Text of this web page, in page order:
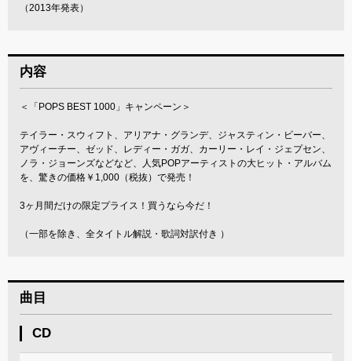
（2013年発表）
内容
＜「POPS BEST 1000」キャンペーン＞
テイラー・スウィフト、アリアナ・グランデ、ジャスティン・ビーバー、
アヴィーチー、ゼッド、レディー・ガガ、カーリー・レイ・ジェプセン、
ノラ・ジョーンズなどなど、人気POPアーティストの大ヒット・アルバム
を、驚きの価格￥1,000（税抜）で発売！
3ヶ月間だけの限定プライス！買うなら今だ！
（一部を除き、全タイトル解説・歌詞対訳付き ）
曲目
CD